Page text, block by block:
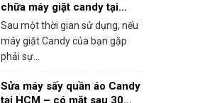
chữa máy giặt candy tại
HCM – Giá rẻ, bắt lỗi chính
xác 100%
Sau một thời gian sử dụng, nếu
máy giặt Candy của bạn gặp
phải sự...
Sửa máy sấy quần áo Candy
tại HCM – có mặt sau 30